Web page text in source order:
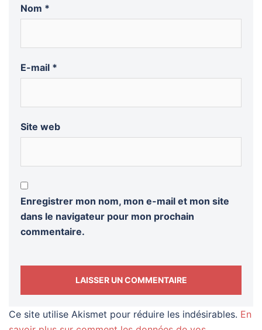
Nom *
E-mail *
Site web
Enregistrer mon nom, mon e-mail et mon site
dans le navigateur pour mon prochain
commentaire.
Ce site utilise Akismet pour réduire les indésirables. En